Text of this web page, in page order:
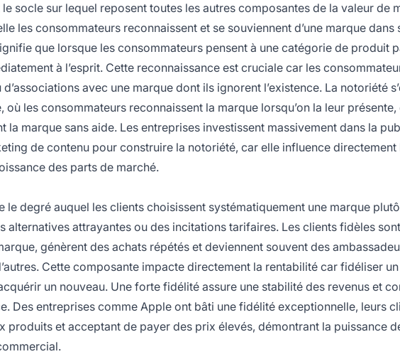
socle sur lequel reposent toutes les autres composantes de la valeur de
les consommateurs reconnaissent et se souviennent d’une marque dans
que lorsque les consommateurs pensent à une catégorie de produit
à l’esprit. Cette reconnaissance est cruciale car les
avec une marque dont ils ignorent l’existence. La notoriété
où les consommateurs reconnaissent la marque lorsqu’on la leur
la marque sans aide. Les entreprises investissent massivement dans la
de contenu pour construire la notoriété, car elle influence directement
des parts de marché.
le degré auquel les clients choisissent systématiquement une marque
alternatives attrayantes ou des incitations tarifaires. Les clients fidèles
génèrent des achats répétés et deviennent souvent des
Cette composante impacte directement la rentabilité car fidéliser
un nouveau. Une forte fidélité assure une stabilité des revenus et
Des entreprises comme Apple ont bâti une fidélité exceptionnelle, leurs
produits et acceptant de payer des prix élevés, démontrant la puissance